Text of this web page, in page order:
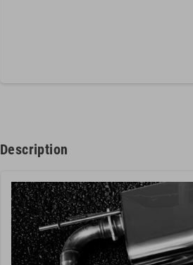
Description